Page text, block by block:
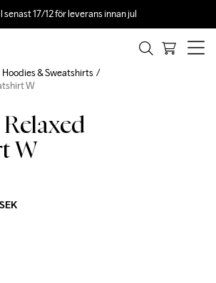
senast 17/12 för leverans innan jul
W
Hoodies & Sweatshirts
W